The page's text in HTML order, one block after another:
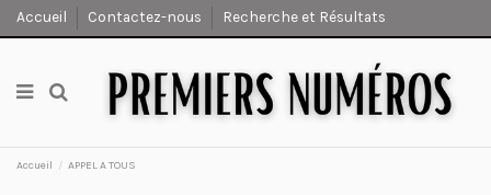
Accueil Contactez-nous Recherche et Résultats
Accueil APPEL A TOUS